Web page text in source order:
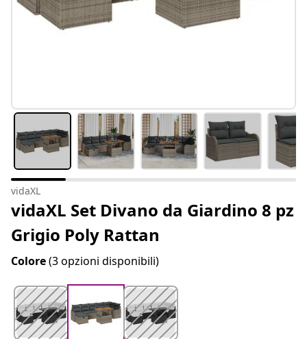
vidaXL
vidaXL Set Divano da Giardino 8 pz
Grigio Poly Rattan
Colore(3 opzioni disponibili)